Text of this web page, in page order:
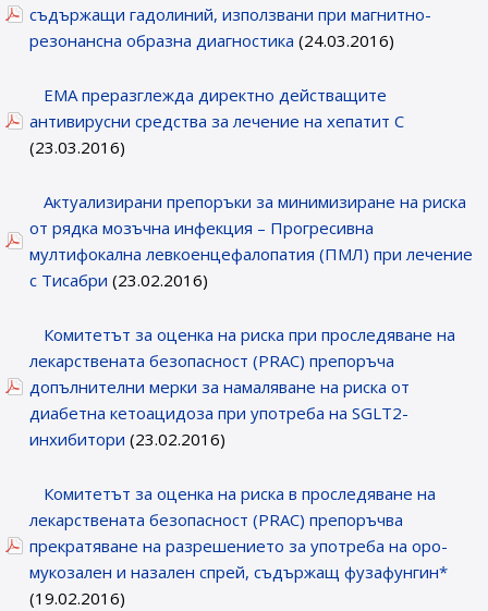
съдържащи гадолиний, използвани при магнитно-
резонансна образна диагностика (24.03.2016)
EMA преразглежда директно действащите
антивирусни средства за лечение на хепатит C
(23.03.2016)
Актуализирани препоръки за минимизиране на риска
от рядка мозъчна инфекция – Прогресивна
мултифокална левкоенцефалопатия (ПМЛ) при лечение
с Тисабри (23.02.2016)
Комитетът за оценка на риска при проследяване на
лекарствената безопасност (PRAC) препоръча
допълнителни мерки за намаляване на риска от
диабетна кетоацидоза при употреба на SGLT2-
инхибитори (23.02.2016)
Комитетът за оценка на риска в проследяване на
лекарствената безопасност (PRAC) препоръчва
прекратяване на разрешението за употреба на оро-
мукозален и назален спрей, съдържащ фузафунгин*
(19.02.2016)